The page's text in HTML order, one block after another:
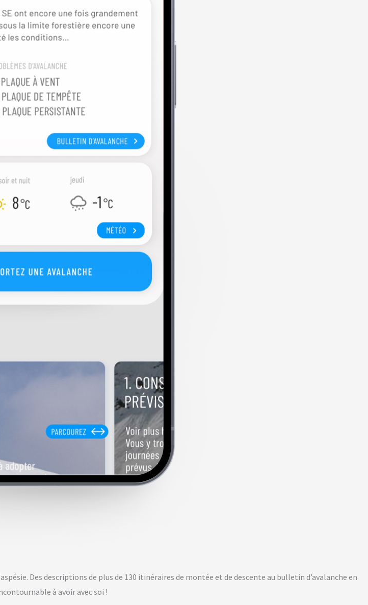
Des descriptions de plus de 130 itinéraires de montée et de descente au bulletin d’avalanche en
à avoir avec soi !